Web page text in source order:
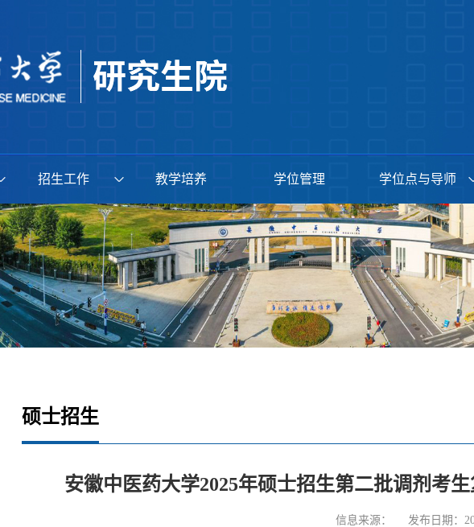
招生工作 教学培养 学位管理 学位点与导师
硕士招生
安徽中医药大学2025年硕士招生第二批调剂考
信息来源： 发布日期：